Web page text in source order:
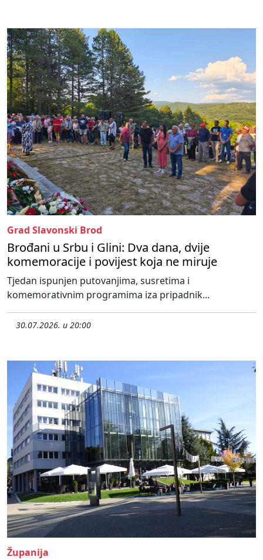
Grad Slavonski Brod
Brođani u Srbu i Glini: Dva dana, dvije
komemoracije i povijest koja ne miruje
Tjedan ispunjen putovanjima, susretima i
komemorativnim programima iza pripadnik...
30.07.2026. u 20:00
Županija